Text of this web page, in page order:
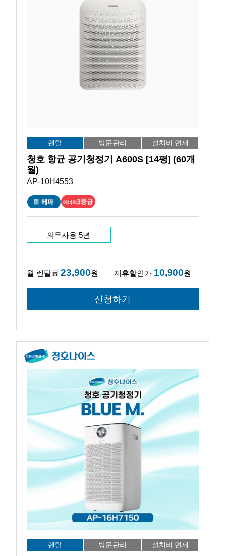
렌탈 방문관리 설치비 면제
청호 항균 공기청정기 A600S [14평] (60개
월)
AP-10H4553
의무사용 5년
월 렌탈료 23,900원 제휴할인가 10,900원
렌탈 방문관리 설치비 면제